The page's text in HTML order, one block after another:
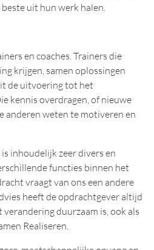
uit hun werk halen.
en coaches. Trainers die
krijgen, samen oplossingen
de uitvoering tot het
kennis overdragen, of nieuwe
anderen weten te motiveren en
inhoudelijk zeer divers en
functies binnen het
vraagt van ons een andere
heeft de opdrachtgever altijd
duurzaam is, ook als
Realiseren.